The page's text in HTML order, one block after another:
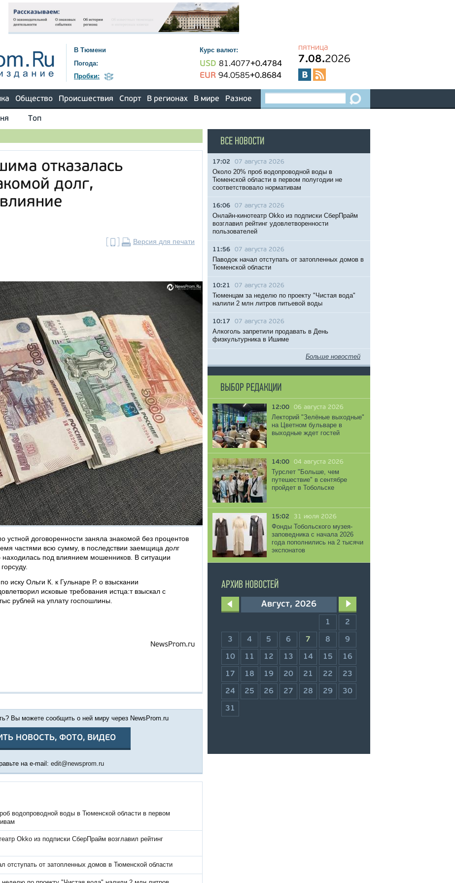
В Тюмени
Погода:
Пробки:
Курс валют:
USD 81.4077+0.4784
EUR 94.0585+0.8684
пятница
7.08.2026
Общество Происшествия Спорт В регионах В мире Разное
Топ
отказалась
долг,
Версия для печати
договоренности заняла знакомой без процентов
частями всю сумму, в последствии заемщица долг
находилась под влиянием мошенников. В ситуации
иску Ольги К. к Гульнаре Р. о взыскании
исковые требования истца:т взыскал с
рублей на уплату госпошлины.
NewsProm.ru
Вы можете сообщить о ней миру через NewsProm.ru
НОВОСТЬ, ФОТО, ВИДЕО
на e-mail: edit@newsprom.ru
водопроводной воды в Тюменской области в первом
Okko из подписки СберПрайм возглавил рейтинг
отступать от затопленных домов в Тюменской области
ВСЕ НОВОСТИ
17:02 07 августа 2026
Около 20% проб водопроводной воды в
Тюменской области в первом полугодии не
соответствовало нормативам
16:06 07 августа 2026
Онлайн-кинотеатр Okko из подписки СберПрайм
возглавил рейтинг удовлетворенности
пользователей
11:56 07 августа 2026
Паводок начал отступать от затопленных домов в
Тюменской области
10:21 07 августа 2026
Тюменцам за неделю по проекту "Чистая вода"
налили 2 млн литров питьевой воды
10:17 07 августа 2026
Алкоголь запретили продавать в День
физкультурника в Ишиме
Больше новостей
ВЫБОР РЕДАКЦИИ
12:00 06 августа 2026
Лекторий "Зелёные выходные"
на Цветном бульваре в
выходные ждет гостей
14:00 04 августа 2026
Турслет "Больше, чем
путешествие" в сентябре
пройдет в Тобольске
15:02 31 июля 2026
Фонды Тобольского музея-
заповедника с начала 2026
года пополнились на 2 тысячи
экспонатов
АРХИВ НОВОСТЕЙ
Август, 2026
1 2
3 4 5 6 7 8 9
10 11 12 13 14 15 16
17 18 19 20 21 22 23
24 25 26 27 28 29 30
31